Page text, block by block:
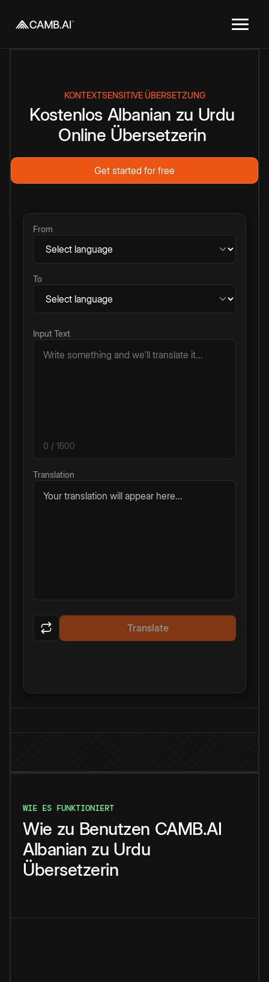
KONTEXTSENSITIVE ÜBERSETZUNG
Kostenlos Albanian zu Urdu
Online Übersetzerin
Get started for free
From
To
Input Text
0 / 1500
Translation
Your translation will appear here...
Translate
WIE ES FUNKTIONIERT
Wie zu Benutzen CAMB.AI
Albanian zu Urdu
Übersetzerin